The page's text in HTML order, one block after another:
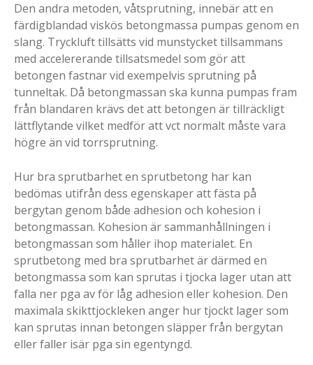
Den andra metoden, våtsprutning, innebär att en
färdigblandad viskös betongmassa pumpas genom en
slang. Tryckluft tillsätts vid munstycket tillsammans
med accelererande tillsatsmedel som gör att
betongen fastnar vid exempelvis sprutning på
tunneltak. Då betongmassan ska kunna pumpas fram
från blandaren krävs det att betongen är tillräckligt
lättflytande vilket medför att vct normalt måste vara
högre än vid torrsprutning.
Hur bra sprutbarhet en sprutbetong har kan
bedömas utifrån dess egenskaper att fästa på
bergytan genom både adhesion och kohesion i
betongmassan. Kohesion är sammanhållningen i
betongmassan som håller ihop materialet. En
sprutbetong med bra sprutbarhet är därmed en
betongmassa som kan sprutas i tjocka lager utan att
falla ner pga av för låg adhesion eller kohesion. Den
maximala skikttjockleken anger hur tjockt lager som
kan sprutas innan betongen släpper från bergytan
eller faller isär pga sin egentyngd.